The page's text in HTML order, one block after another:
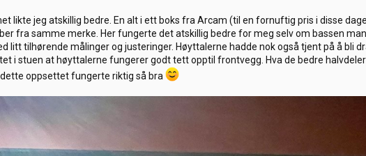
likte jeg atskillig bedre. En alt i ett boks fra Arcam (til en fornuftig pris i disse
fra samme merke. Her fungerte det atskillig bedre for meg selv om bassen
litt tilhørende målinger og justeringer. Høyttalerne hadde nok også tjent på å bli
i stuen at høyttalerne fungerer godt tett opptil frontvegg. Hva de bedre
oppsettet fungerte riktig så bra